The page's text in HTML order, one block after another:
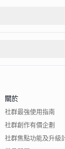
關於
社群最強使用指南
社群創作有價企劃
社群焦點功能及升級